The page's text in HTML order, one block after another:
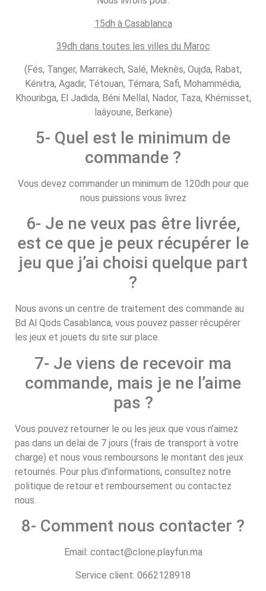
15dh à Casablanca
39dh dans toutes les villes du Maroc
(Fés, Tanger, Marrakech, Salé, Meknès, Oujda, Rabat,
Kénitra, Agadir, Tétouan, Témara, Safi, Mohammédia,
Khouribga, El Jadida, Béni Mellal, Nador, Taza, Khémisset,
laâyoune, Berkane)
5- Quel est le minimum de
commande ?
Vous devez commander un minimum de 120dh pour que
nous puissions vous livrez
6- Je ne veux pas être livrée,
est ce que je peux récupérer le
jeu que j’ai choisi quelque part
?
Nous avons un centre de traitement des commande au
Bd Al Qods Casablanca, vous pouvez passer récupérer
les jeux et jouets du site sur place.
7- Je viens de recevoir ma
commande, mais je ne l’aime
pas ?
Vous pouvez retourner le ou les jeux que vous n’aimez
pas dans un delai de 7 jours (frais de transport à votre
charge) et nous vous remboursons le montant des jeux
retournés. Pour plus d’informations, consultez notre
politique de retour et remboursement ou contactez
nous.
8- Comment nous contacter ?
Email: contact@clone.playfun.ma
Service client: 0662128918